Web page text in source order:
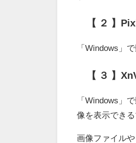
【 ２ 】
「Windows」
【 ３ 】
「Windows」
像を表示でき
画像ファイル